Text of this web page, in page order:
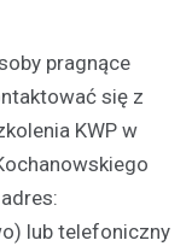
pragnące
się z
KWP w
lub telefoniczny